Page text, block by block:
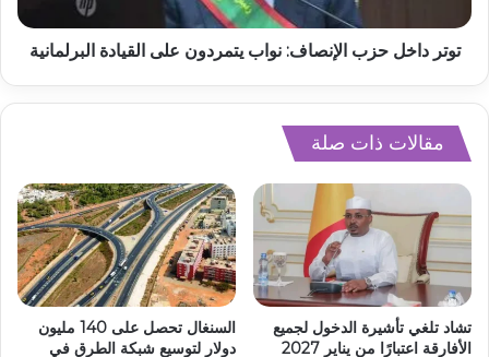
توتر داخل حزب الإنصاف: نواب يتمردون على القيادة البرلمانية
مقالات ذات صلة
تشاد تلغي تأشيرة الدخول لجميع
الأفارقة اعتبارًا من يناير 2027
السنغال تحصل على 140 مليون
دولار لتوسيع شبكة الطرق في